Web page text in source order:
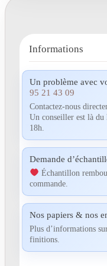
Informations
Un problème avec
95 21 43 09
Contactez-nous
Un conseiller est là du
18h.
Demande
Échantillon
commande.
Nos papiers & nos
Plus d’informations
finitions.